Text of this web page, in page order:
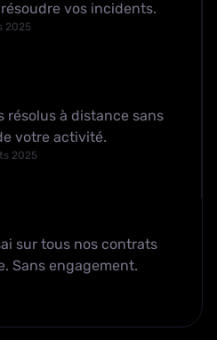
vos incidents.
2025
résolus à distance sans
votre activité.
2025
sur tous nos contrats
Sans engagement.